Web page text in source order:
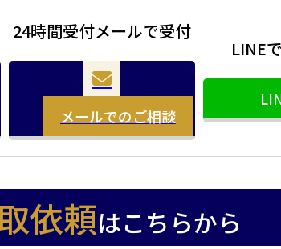
24時間受付メールで受付
メールでのご相談
LINE
依頼はこちらから